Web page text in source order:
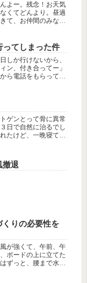
よー。残念！お天気
くてどんより。昼過
て、お仲間のみなさ
ーチスタートができ
アップするにはちょ
ってしまった件
しか行けないから、
ン、付き合ってー」
ら電話をもらって、
たかいですね」って
世間の感覚と相当ズ
ゲンとって骨に異常
日で自然に治るでし
たけど、一晩寝ても
近いので、とりあえ
けど、やぶ医者の誉
撤退
りの必要性を
が強くて、午前、午
ボードの上に立てた
ずっと、腰まで水に